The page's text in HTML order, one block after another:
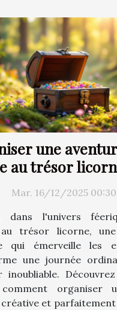
une
au trésor
Mar. 16/12/2025 00:30
dans l'univers
au trésor licorne,
qui émerveille les
une journée
inoubliable.
organiser
créative et